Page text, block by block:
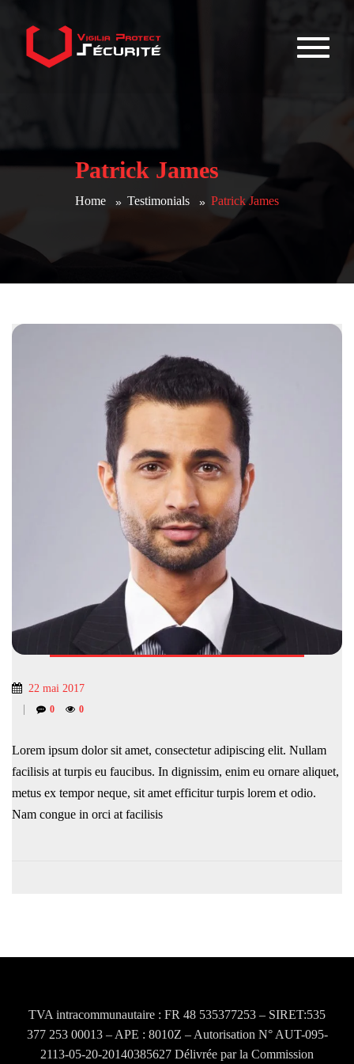
Patrick James
Home Testimonials Patrick James
22 mai 2017
0 0
Lorem ipsum dolor sit amet, consectetur adipiscing elit. Nullam
facilisis at turpis eu faucibus. In dignissim, enim eu ornare aliquet,
metus ex tempor neque, sit amet efficitur turpis lorem et odio.
Nam congue in orci at facilisis
TVA intracommunautaire : FR 48 535377253 – SIRET:535
377 253 00013 – APE : 8010Z – Autorisation N° AUT-095-
2113-05-20-20140385627 Délivrée par la Commission